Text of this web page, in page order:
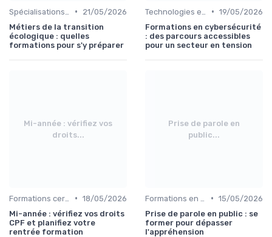
•
21/05/2026
Métiers de la transition
écologique : quelles
formations pour s'y préparer
• 19/05/2026
Formations en cybersécurité
: des parcours accessibles
pour un secteur en tension
Mi-année : vérifiez vos
droits...
• 18/05/2026
Mi-année : vérifiez vos droits
CPF et planifiez votre
rentrée formation
Prise de parole en
public...
• 15/05/2026
Prise de parole en public : se
former pour dépasser
l'appréhension